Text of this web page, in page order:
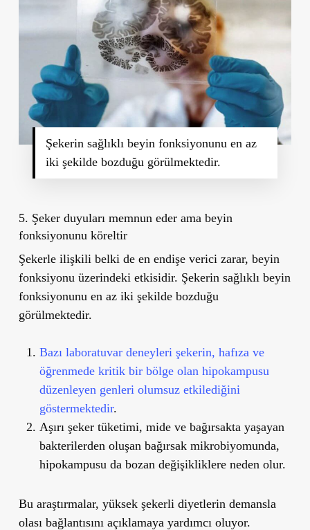
Şekerin sağlıklı beyin fonksiyonunu en az
iki şekilde bozduğu görülmektedir.
5. Şeker duyuları memnun eder ama beyin
fonksiyonunu köreltir
Şekerle ilişkili belki de en endişe verici zarar, beyin
fonksiyonu üzerindeki etkisidir. Şekerin sağlıklı beyin
fonksiyonunu en az iki şekilde bozduğu
görülmektedir.
Bazı laboratuvar deneyleri şekerin, hafıza ve
öğrenmede kritik bir bölge olan hipokampusu
düzenleyen genleri olumsuz etkilediğini
göstermektedir.
Aşırı şeker tüketimi, mide ve bağırsakta yaşayan
bakterilerden oluşan bağırsak mikrobiyomunda,
hipokampusu da bozan değişikliklereneden olur.
Bu araştırmalar, yüksek şekerli diyetlerin demansla
olası bağlantısını açıklamaya yardımcı oluyor.